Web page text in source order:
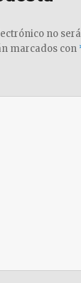
no
marcados con